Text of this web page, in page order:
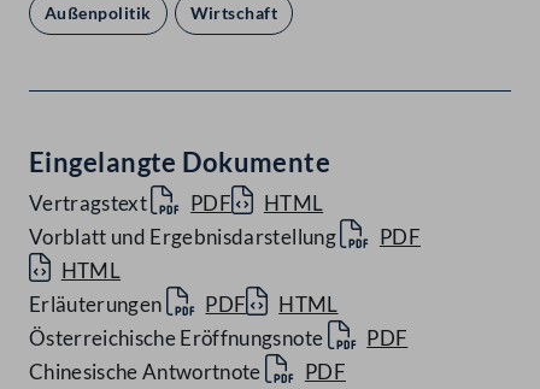
Außenpolitik Wirtschaft
Eingelangte Dokumente
Vertragstext PDF
HTML
Vorblatt und Ergebnisdarstellung
PDF
HTML
Erläuterungen
PDF
HTML
Österreichische Eröffnungsnote
PDF
Chinesische Antwortnote
PDF